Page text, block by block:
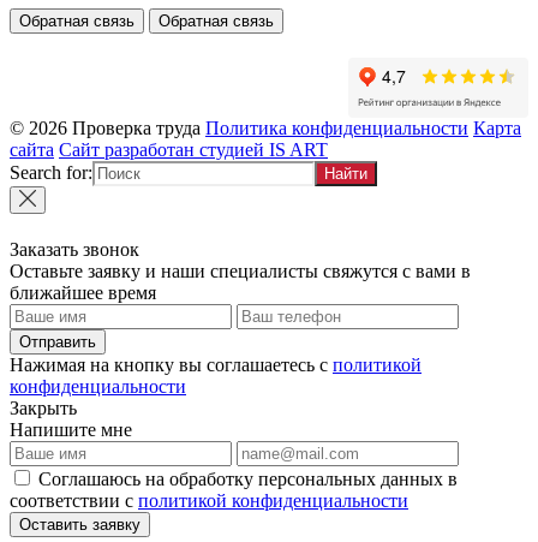
Обратная связь Обратная связь
© 2026 Проверка труда Политика конфиденциальности Карта
сайта Сайт разработан студией IS ART
Search for:
Заказать звонок
Оставьте заявку и наши специалисты свяжутся с вами в
ближайшее время
Отправить
Нажимая на кнопку вы соглашаетесь с политикой
конфиденциальности
Закрыть
Напишите мне
Соглашаюсь на обработку персональных данных в
соответствии с политикой конфиденциальности
Оставить заявку